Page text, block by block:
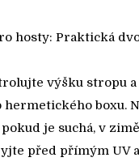
hosty: Praktická
výšku stropu
boxu.
je suchá, v
před přímým UV